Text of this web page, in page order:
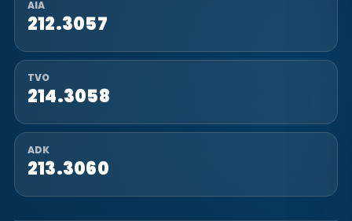
AIA
212.3057
TVO
214.3058
ADK
213.3060